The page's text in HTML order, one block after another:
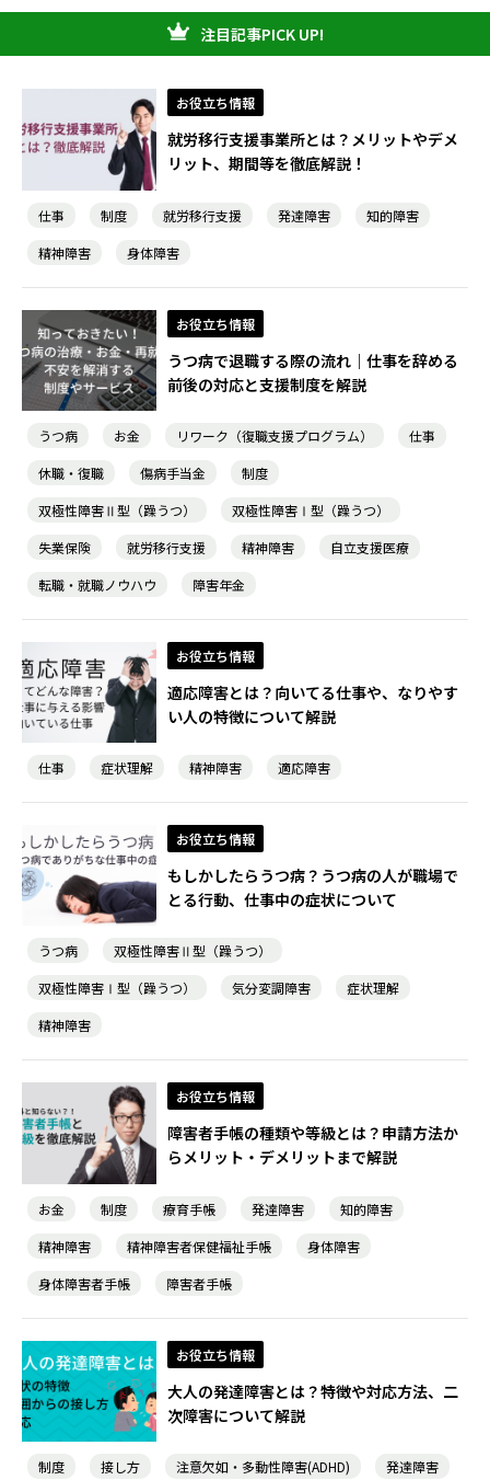
注目記事PICK UP!
お役立ち情報
就労移行支援事業所とは？メリットやデメ
リット、期間等を徹底解説！
仕事 制度 就労移行支援 発達障害
知的障害
精神障害
身体障害
お役立ち情報
うつ病で退職する際の流れ｜仕事を辞める
前後の対応と支援制度を解説
うつ病 お金 リワーク（復職支援プログラム）
仕事
休職・復職
傷病手当金
制度
双極性障害Ⅱ型（躁うつ）
双極性障害Ⅰ型（躁うつ）
失業保険
就労移行支援 精神障害
自立支援医療
転職・就職ノウハウ
障害年金
お役立ち情報
適応障害とは？向いてる仕事や、なりやす
い人の特徴について解説
仕事 症状理解 精神障害 適応障害
お役立ち情報
もしかしたらうつ病？うつ病の人が職場で
とる行動、仕事中の症状について
うつ病
双極性障害Ⅱ型（躁うつ）
双極性障害Ⅰ型（躁うつ）
気分変調障害
症状理解
精神障害
お役立ち情報
障害者手帳の種類や等級とは？申請方法か
らメリット・デメリットまで解説
お金 制度 療育手帳 発達障害
知的障害
精神障害
精神障害者保健福祉手帳
身体障害
身体障害者手帳
障害者手帳
お役立ち情報
大人の発達障害とは？特徴や対応方法、二
次障害について解説
制度 接し方 注意欠如・多動性障害(ADHD) 発達障害